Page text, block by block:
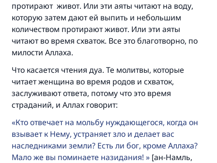
протирают живот. Или эти аяты читают на воду,
которую затем дают ей выпить и небольшим
количеством протирают живот. Или эти аяты
читают во время схваток. Все это благотворно, по
милости Аллаха.
Что касается чтения дуа. Те молитвы, которые
читает женщина во время родов и схваток,
заслуживают ответа, потому что это время
страданий, и Аллах говорит:
Кто отвечает на мольбу нуждающегося, когда он
взывает к Нему, устраняет зло и делает вас
наследниками земли? Есть ли бог, кроме Аллаха?
Мало же вы поминаете назидания!
[ан-Намль,
Ответ № 110845 помог сохранить
брак.
Помогите нам предоставить ответы Умме
благословение, сказал:
«Указавшему на благое (полагается) такая
же награда как и совершившему его»
Участвуйте сейчас!